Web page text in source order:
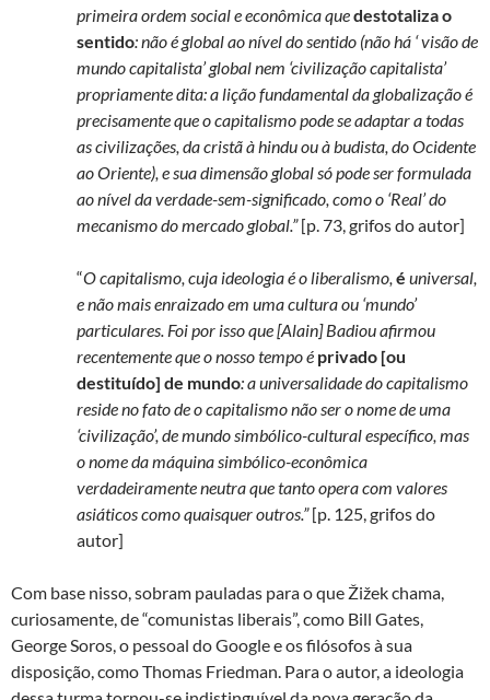
primeira ordem social e econômica quedestotaliza o
sentido: não é global ao nível do sentido (não há ‘ visão de
mundo capitalista’ global nem ‘civilização capitalista’
propriamente dita: a lição fundamental da globalização é
precisamente que o capitalismo pode se adaptar a todas
as civilizações, da cristã à hindu ou à budista, do Ocidente
ao Oriente), e sua dimensão global só pode ser formulada
ao nível da verdade-sem-significado, como o ‘Real’ do
mecanismo do mercado global.”[p. 73, grifos do autor]
“O capitalismo, cuja ideologia é o liberalismo, é universal,
e não mais enraizado em uma cultura ou ‘mundo’
particulares. Foi por isso que [Alain] Badiou afirmou
recentemente que o nosso tempo é privado [ou
destituído] de mundo: a universalidade do capitalismo
reside no fato de o capitalismo não ser o nome de uma
‘civilização’, de mundo simbólico-cultural específico, mas
o nome da máquina simbólico-econômica
verdadeiramente neutra que tanto opera com valores
asiáticos como quaisquer outros.”[p. 125, grifos do
autor]
Com base nisso, sobram pauladas para o que Žižek chama,
curiosamente, de “comunistas liberais”, como Bill Gates,
George Soros, o pessoal do Google e os filósofos à sua
disposição, como Thomas Friedman. Para o autor, a ideologia